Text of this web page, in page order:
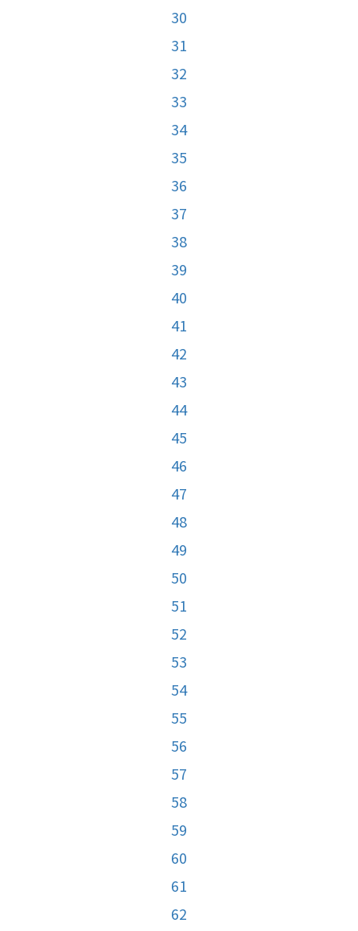
30
31
32
33
34
35
36
37
38
39
40
41
42
43
44
45
46
47
48
49
50
51
52
53
54
55
56
57
58
59
60
61
62